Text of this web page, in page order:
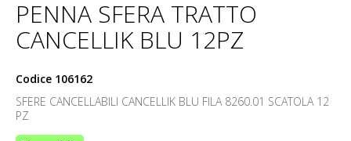
PENNA SFERA TRATTO
CANCELLIK BLU 12PZ
Codice 106162
SFERE CANCELLABILI CANCELLIK BLU FILA 8260.01 SCATOLA 12
PZ